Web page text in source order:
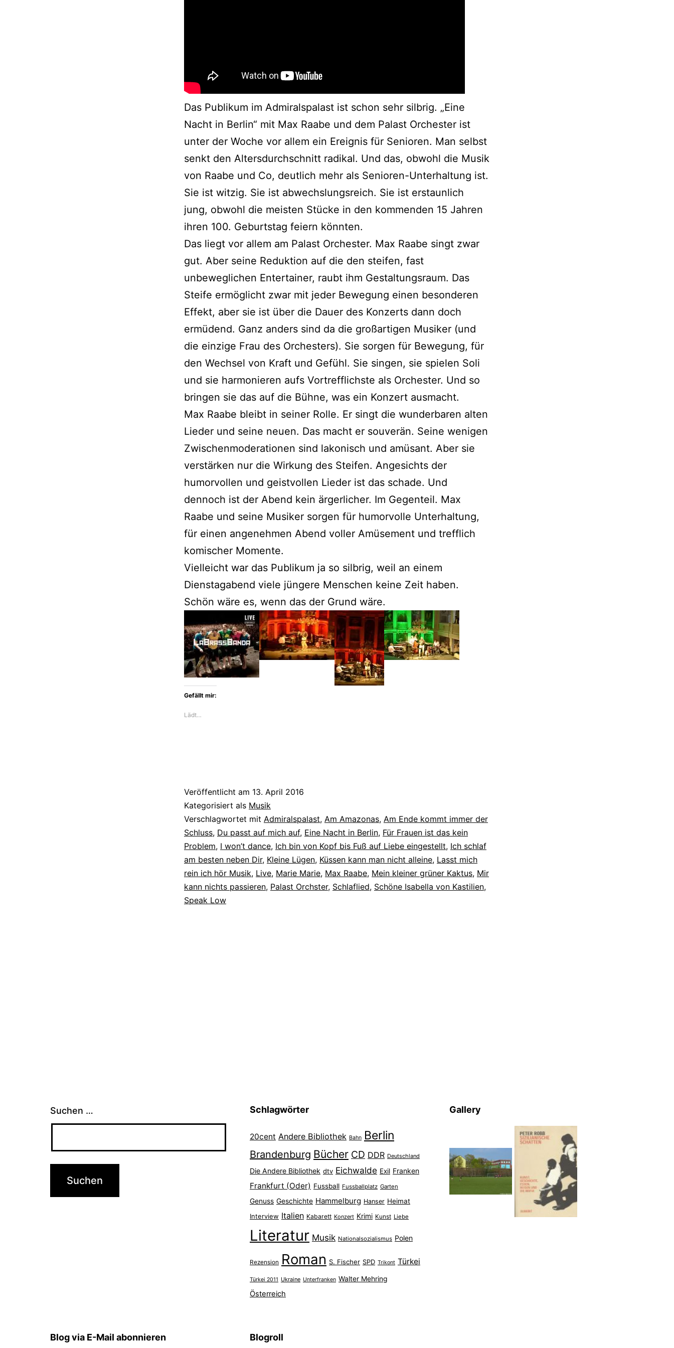
Das Publikum im Admiralspalast ist schon sehr silbrig. „Eine
Nacht in Berlin“ mit Max Raabe und dem Palast Orchester ist
unter der Woche vor allem ein Ereignis für Senioren. Man selbst
senkt den Altersdurchschnitt radikal. Und das, obwohl die Musik
von Raabe und Co, deutlich mehr als Senioren-Unterhaltung ist.
Sie ist witzig. Sie ist abwechslungsreich. Sie ist erstaunlich
jung, obwohl die meisten Stücke in den kommenden 15 Jahren
ihren 100. Geburtstag feiern könnten.
Das liegt vor allem am Palast Orchester. Max Raabe singt zwar
gut. Aber seine Reduktion auf die den steifen, fast
unbeweglichen Entertainer, raubt ihm Gestaltungsraum. Das
Steife ermöglicht zwar mit jeder Bewegung einen besonderen
Effekt, aber sie ist über die Dauer des Konzerts dann doch
ermüdend. Ganz anders sind da die großartigen Musiker (und
die einzige Frau des Orchesters). Sie sorgen für Bewegung, für
den Wechsel von Kraft und Gefühl. Sie singen, sie spielen Soli
und sie harmonieren aufs Vortrefflichste als Orchester. Und so
bringen sie das auf die Bühne, was ein Konzert ausmacht.
Max Raabe bleibt in seiner Rolle. Er singt die wunderbaren alten
Lieder und seine neuen. Das macht er souverän. Seine wenigen
Zwischenmoderationen sind lakonisch und amüsant. Aber sie
verstärken nur die Wirkung des Steifen. Angesichts der
humorvollen und geistvollen Lieder ist das schade. Und
dennoch ist der Abend kein ärgerlicher. Im Gegenteil. Max
Raabe und seine Musiker sorgen für humorvolle Unterhaltung,
für einen angenehmen Abend voller Amüsement und trefflich
komischer Momente.
Vielleicht war das Publikum ja so silbrig, weil an einem
Dienstagabend viele jüngere Menschen keine Zeit haben.
Schön wäre es, wenn das der Grund wäre.
Gefällt mir:
Lädt…
Veröffentlicht am 13. April 2016
Kategorisiert als Musik
Verschlagwortet mit Admiralspalast, Am Amazonas, Am Ende kommt immer der
Schluss, Du passt auf mich auf, Eine Nacht in Berlin, Für Frauen ist das kein
Problem, I won’t dance, Ich bin von Kopf bis Fuß auf Liebe eingestellt, Ich schlaf
am besten neben Dir, Kleine Lügen, Küssen kann man nicht alleine, Lasst mich
rein ich hör Musik, Live, Marie Marie, Max Raabe, Mein kleiner grüner Kaktus, Mir
kann nichts passieren, Palast Orchster, Schlaflied, Schöne Isabella von Kastilien,
Speak Low
Suchen … Schlagwörter
20cent Andere Bibliothek Bahn Berlin
Brandenburg Bücher CD DDR Deutschland
Die Andere Bibliothek dtv Eichwalde Exil Franken
Frankfurt (Oder) Fussball Fussballplatz Garten
Genuss Geschichte Hammelburg Hanser Heimat
Interview Italien Kabarett Konzert Krimi Kunst Liebe
Literatur Musik Nationalsozialismus Polen
Rezension Roman S. Fischer SPD Trikont Türkei
Türkei 2011 Ukraine Unterfranken Walter Mehring
Österreich
Gallery
Blog via E-Mail abonnieren Blogroll